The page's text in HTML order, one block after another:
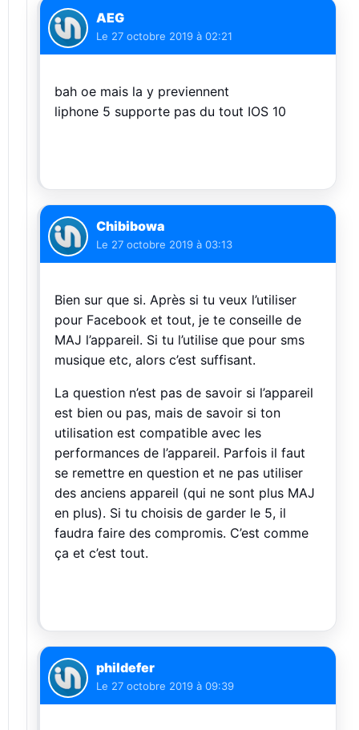
AEG
Le 27 octobre 2019 à 02:21
bah oe mais la y previennent
liphone 5 supporte pas du tout IOS 10
Chibibowa
Le 27 octobre 2019 à 03:13
Bien sur que si. Après si tu veux l’utiliser
pour Facebook et tout, je te conseille de
MAJ l’appareil. Si tu l’utilise que pour sms
musique etc, alors c’est suffisant.
La question n’est pas de savoir si l’appareil
est bien ou pas, mais de savoir si ton
utilisation est compatible avec les
performances de l’appareil. Parfois il faut
se remettre en question et ne pas utiliser
des anciens appareil (qui ne sont plus MAJ
en plus). Si tu choisis de garder le 5, il
faudra faire des compromis. C’est comme
ça et c’est tout.
phildefer
Le 27 octobre 2019 à 09:39